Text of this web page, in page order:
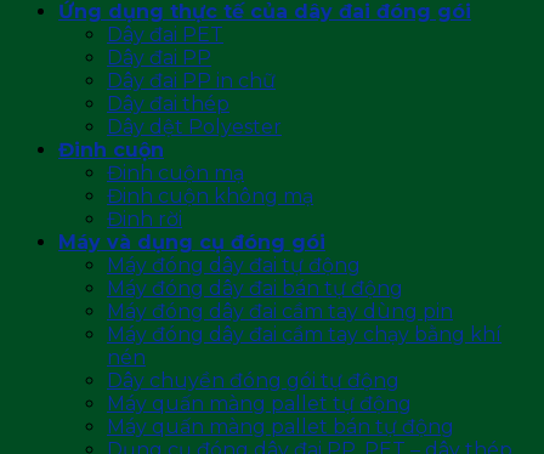
Ứng dụng thực tế của dây đai đóng gói
Dây đai PET
Dây đai PP
Dây đai PP in chữ
Dây đai thép
Dây dệt Polyester
Đinh cuộn
Đinh cuộn mạ
Đinh cuộn không mạ
Đinh rời
Máy và dụng cụ đóng gói
Máy đóng dây đai tự động
Máy đóng dây đai bán tự động
Máy đóng dây đai cầm tay dùng pin
Máy đóng dây đai cầm tay chạy bằng khí
nén
Dây chuyền đóng gói tự động
Máy quấn màng pallet tự động
Máy quấn màng pallet bán tự động
Dụng cụ đóng dây đai PP, PET – dây thép